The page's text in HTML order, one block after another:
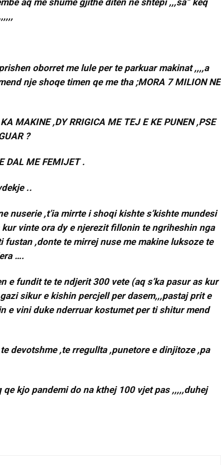
oborret me lule per te parkuar makinat ,,,,a
nje shoqe timen qe me tha ;MORA 7 MILION NE
MAKINE ,DY RRIGICA ME TEJ E KE PUNEN ,PSE
?
DAL ME FEMIJET .
..
nuserie ,t’ia mirrte i shoqi kishte s’kishte mundesi
vinte ora dy e njerezit fillonin te ngriheshin nga
fustan ,donte te mirrej nuse me makine luksoze te
….
e fundit te te ndjerit 300 vete (aq s’ka pasur as kur
sikur e kishin percjell per dasem,,,pastaj prit e
e vini duke nderruar kostumet per ti shitur mend
devotshme ,te rregullta ,punetore e dinjitoze ,pa
qe kjo pandemi do na kthej 100 vjet pas ,,,,,duhej